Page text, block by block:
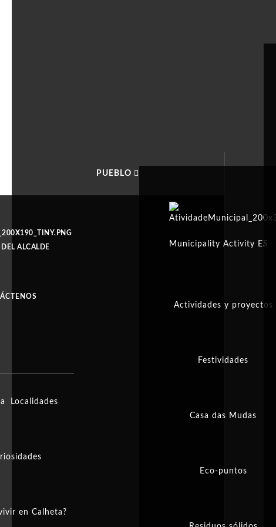
PUEBLO
ALCALDE
Localidades
en Calheta?
Municipality Activity ES
Actividades y proyectos
Festividades
Casa das Mudas
Eco-puntos